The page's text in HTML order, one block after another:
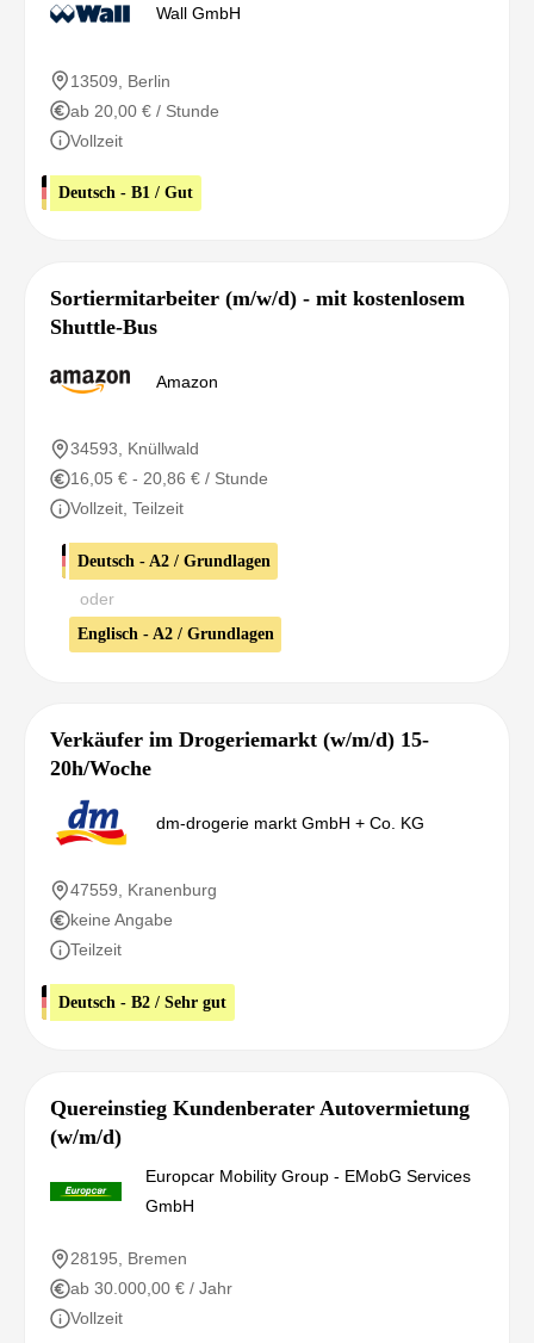
Wall GmbH
13509, Berlin
ab 20,00 € / Stunde
Vollzeit
Deutsch - B1 / Gut
Sortiermitarbeiter (m/w/d) - mit kostenlosem
Shuttle-Bus
Amazon
34593, Knüllwald
16,05 € - 20,86 € / Stunde
Vollzeit, Teilzeit
Deutsch - A2 / Grundlagen
oder
Englisch - A2 / Grundlagen
Verkäufer im Drogeriemarkt (w/m/d) 15-
20h/Woche
dm-drogerie markt GmbH + Co. KG
47559, Kranenburg
keine Angabe
Teilzeit
Deutsch - B2 / Sehr gut
Quereinstieg Kundenberater Autovermietung
(w/m/d)
Europcar Mobility Group - EMobG Services
GmbH
28195, Bremen
ab 30.000,00 € / Jahr
Vollzeit